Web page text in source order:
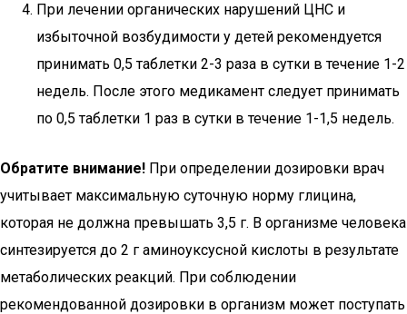
При лечении органических нарушений ЦНС и
избыточной возбудимости у детей рекомендуется
принимать 0,5 таблетки 2-3 раза в сутки в течение 1-2
недель. После этого медикамент следует принимать
по 0,5 таблетки 1 раз в сутки в течение 1-1,5 недель.
Обратите внимание! При определении дозировки врач
учитывает максимальную суточную норму глицина,
которая не должна превышать 3,5 г. В организме человека
синтезируется до 2 г аминоуксусной кислоты в результате
метаболических реакций. При соблюдении
рекомендованной дозировки в организм может поступать